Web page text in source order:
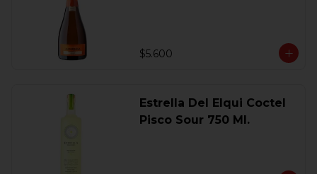
$5.600
Estrella Del Elqui Coctel
Pisco Sour 750 Ml.